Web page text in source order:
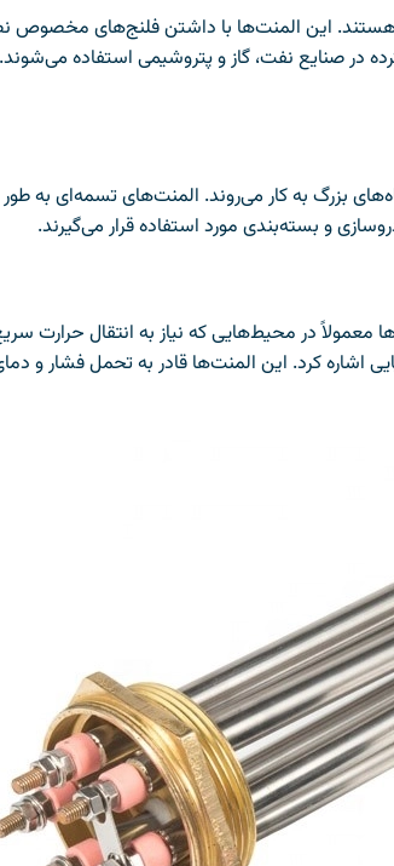
هستند. این المنت‌ها با داشتن فلنج‌های
صنایع نفت، گاز و پتروشیمی استفاده
بزرگ به کار می‌روند. المنت‌های تسمه‌ای به
و بسته‌بندی مورد استفاده قرار می‌گیرند.
در محیط‌هایی که نیاز به انتقال حرارت
اشاره کرد. این المنت‌ها قادر به تحمل فشار و